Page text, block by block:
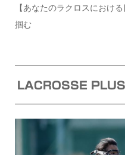
【あなたのラクロスにおけ
掴む
LACROSSE PLUS